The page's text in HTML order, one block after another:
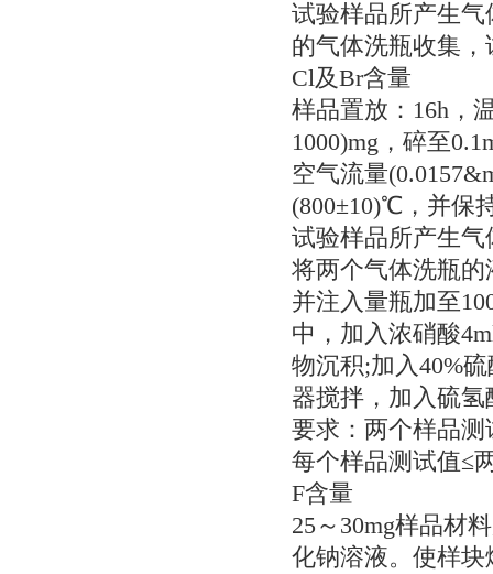
试验样品所产生气
的气体洗瓶收集，
Cl及Br含量
样品置放：16h，
1000)mg，碎至
空气流量
(800±10)℃，并保
试验样品所产生
将两个气体洗瓶
并注入量瓶加至
中，加入浓硝酸
物沉积;加入40%
器搅拌，加入硫
要求：两个样品测
每个样品测试值≤
F含量
25～30mg样品材
化钠溶液。使样